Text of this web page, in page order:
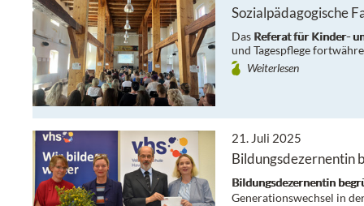
Sozialpädagogische
Das Referat für Kinder-
und Tagespflege
Weiterlesen
21. Juli 2025
Bildungsdezernentin
Bildungsdezernentin
Generationswechsel in